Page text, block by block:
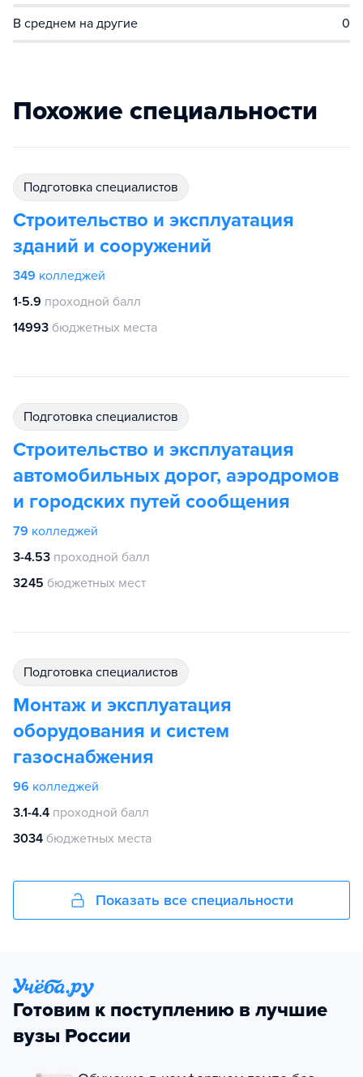
В среднем на другие 0
Похожие специальности
подготовка специалистов
Строительство и эксплуатация
зданий и сооружений
349 колледжей
1-5.9 проходной балл
14993 бюджетных места
подготовка специалистов
Строительство и эксплуатация
автомобильных дорог, аэродромов
и городских путей сообщения
79 колледжей
3-4.53 проходной балл
3245 бюджетных мест
подготовка специалистов
Монтаж и эксплуатация
оборудования и систем
газоснабжения
96 колледжей
3.1-4.4 проходной балл
3034 бюджетных места
Показать все специальности
Готовим к поступлению в лучшие
вузы России